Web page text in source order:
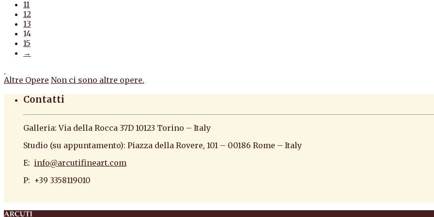
11
12
13
14
15
→
Altre Opere Non ci sono altre opere.
Contatti
Galleria: Via della Rocca 37D 10123 Torino – Italy
Studio (su appuntamento): Piazza della Rovere, 101 – 00186 Rome – Italy
E: info@arcutifineart.com
P: +39 3358119010